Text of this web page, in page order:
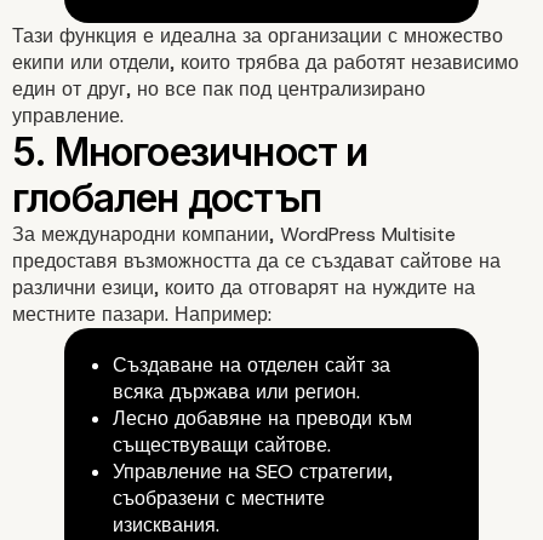
3. Консистентност и
брандинг
Тази функция е идеална за организации с множество
екипи или отдели, които трябва да работят независимо
един от друг, но все пак под централизирано
управление.
За международни компании, WordPress Multisite
предоставя възможността да се създават сайтове на
различни езици, които да отговарят на нуждите на
местните пазари. Например:
Създаване на отделен сайт за
всяка държава или регион.
Лесно добавяне на преводи към
съществуващи сайтове.
Управление на SEO стратегии,
съобразени с местните
изисквания.